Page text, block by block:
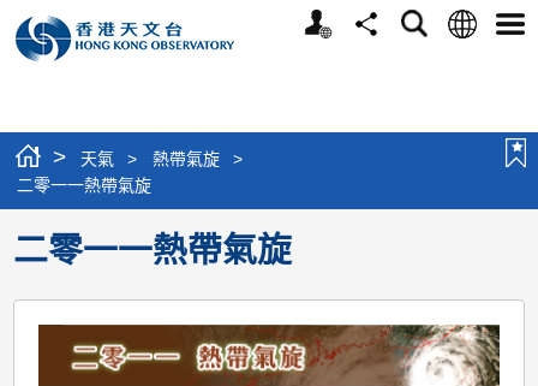
個
分
搜
語
選
> 天氣 > 熱帶氣旋
>
二零一一熱帶氣旋
二零一一熱帶氣旋